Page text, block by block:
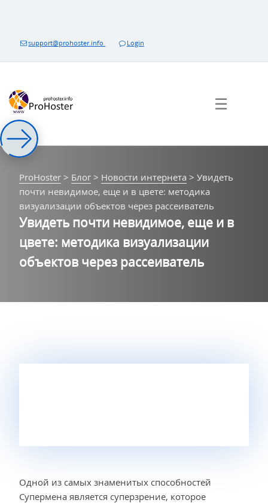
support@prohoster.info Login
☰
ProHoster > Блог > Новости интернета > Увидеть
почти невидимое, еще и в цвете: методика
визуализации объектов через рассеиватель
Увидеть почти невидимое, еще и в
цвете: методика визуализации
объектов через рассеиватель
Одной из самых знаменитых способностей
Супермена является суперзрение, которое